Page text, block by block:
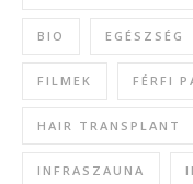
BIO EGÉSZSÉG
FILMEK FÉRFI
HAIR TRANSPLANT
INFRASZAUNA